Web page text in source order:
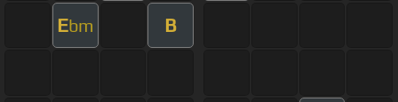
Ebm B